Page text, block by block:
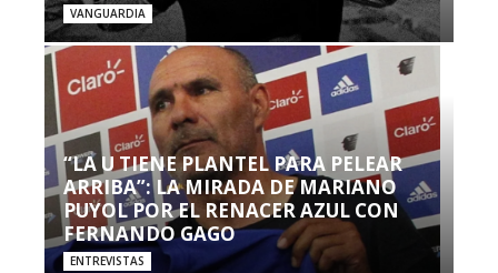
VANGUARDIA
“LA U TIENE PLANTEL PARA PELEAR
ARRIBA”: LA MIRADA DE MARIANO
PUYOL POR EL RENACER AZUL CON
FERNANDO GAGO
ENTREVISTAS